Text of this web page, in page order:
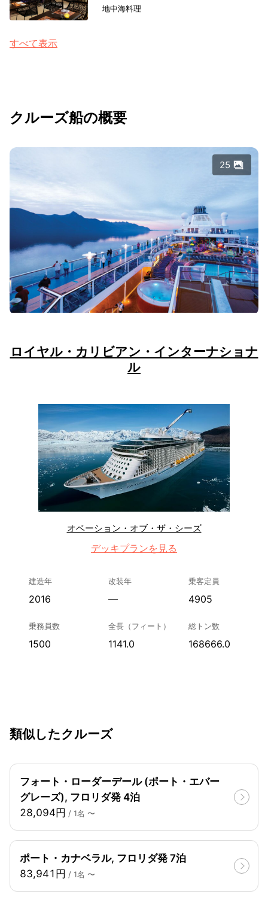
地中海料理
すべて表示
クルーズ船の概要
25
ロイヤル・カリビアン・インターナショナ
ル
オベーション・オブ・ザ・シーズ
デッキプランを見る
建造年
2016
改装年
—
乗客定員
4905
乗務員数
1500
全長（フィート）
1141.0
総トン数
168666.0
類似したクルーズ
フォート・ローダーデール (ポート・エバー
グレーズ), フロリダ発 4泊
28,094円 / 1名 〜
ポート・カナベラル, フロリダ発 7泊
83,941円 / 1名 〜